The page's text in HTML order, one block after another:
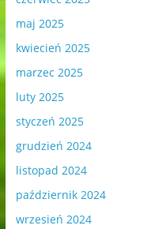
maj 2025
kwiecień 2025
marzec 2025
luty 2025
styczeń 2025
grudzień 2024
listopad 2024
październik 2024
wrzesień 2024